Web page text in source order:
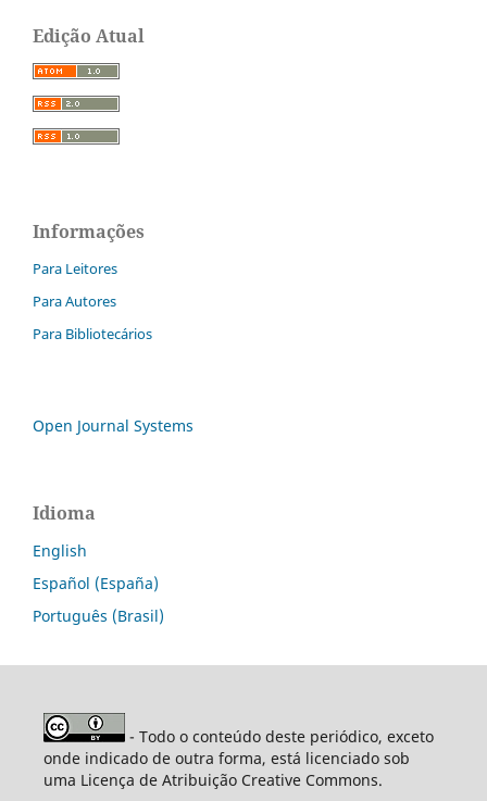
Edição Atual
Informações
Para Leitores
Para Autores
Para Bibliotecários
Open Journal Systems
Idioma
English
Español (España)
Português (Brasil)
- Todo o conteúdo deste periódico, exceto
onde indicado de outra forma, está licenciado sob
uma Licença de Atribuição Creative Commons.